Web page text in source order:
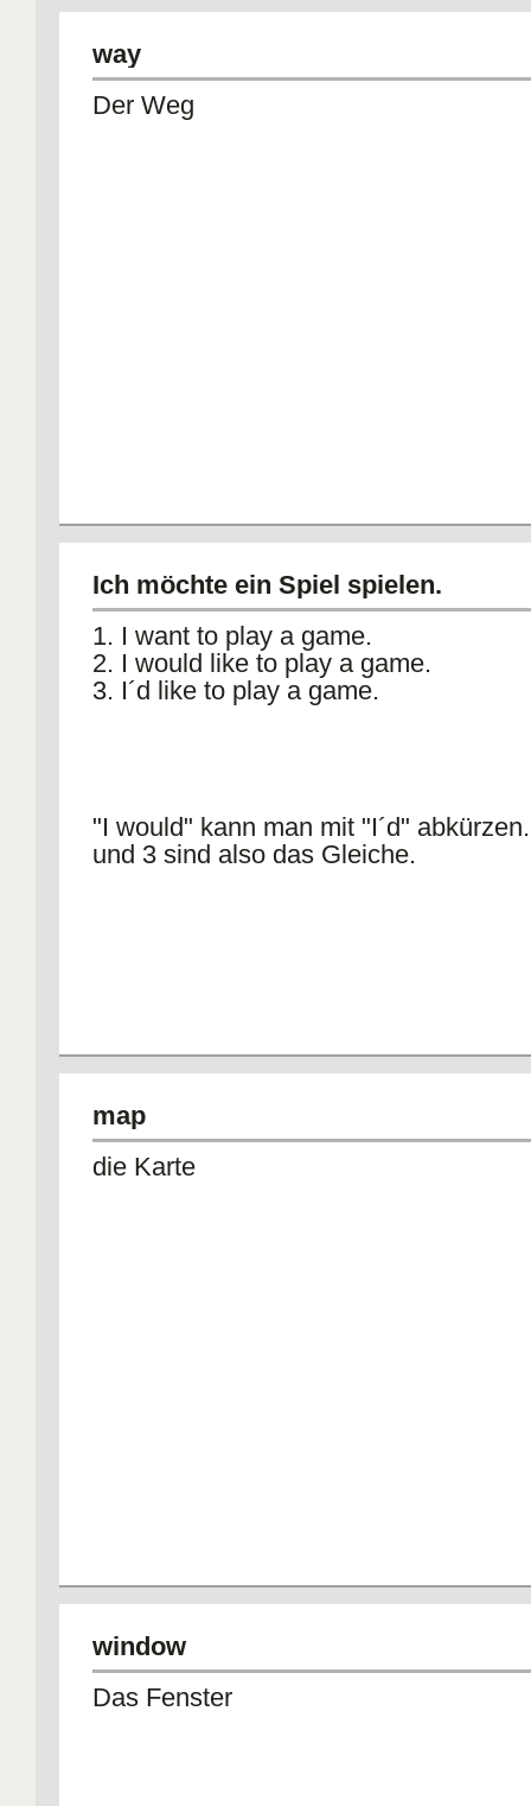
way
Der Weg
Ich möchte ein Spiel spielen.
1. I want to play a game.
2. I would like to play a game.
3. I´d like to play a game.
"I would" kann man mit "I´d"
und 3 sind also das Gleiche.
map
die Karte
window
Das Fenster